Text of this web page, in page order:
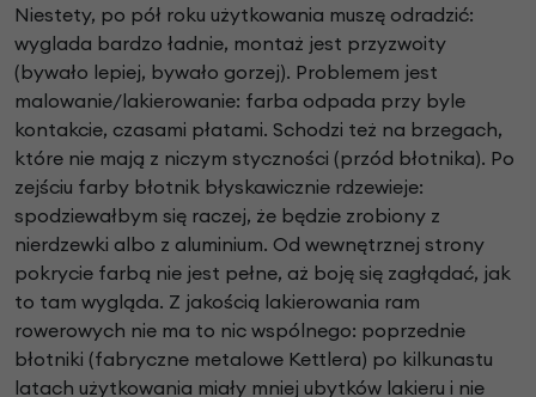
Niestety, po pół roku użytkowania muszę odradzić:
wyglada bardzo ładnie, montaż jest przyzwoity
(bywało lepiej, bywało gorzej). Problemem jest
malowanie/lakierowanie: farba odpada przy byle
kontakcie, czasami płatami. Schodzi też na brzegach,
które nie mają z niczym styczności (przód błotnika). Po
zejściu farby błotnik błyskawicznie rdzewieje:
spodziewałbym się raczej, że będzie zrobiony z
nierdzewki albo z aluminium. Od wewnętrznej strony
pokrycie farbą nie jest pełne, aż boję się zagłądać, jak
to tam wygląda. Z jakością lakierowania ram
rowerowych nie ma to nic wspólnego: poprzednie
błotniki (fabryczne metalowe Kettlera) po kilkunastu
latach użytkowania miały mniej ubytków lakieru i nie